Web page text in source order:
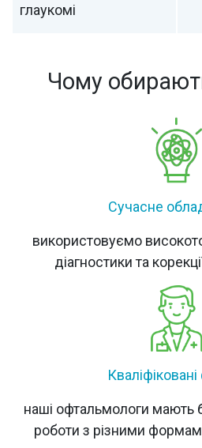
глаукомі
Чому
Сучасне
використовуємо
діагностики та
Кваліфіковані
наші офтальмологи мають
роботи з різними